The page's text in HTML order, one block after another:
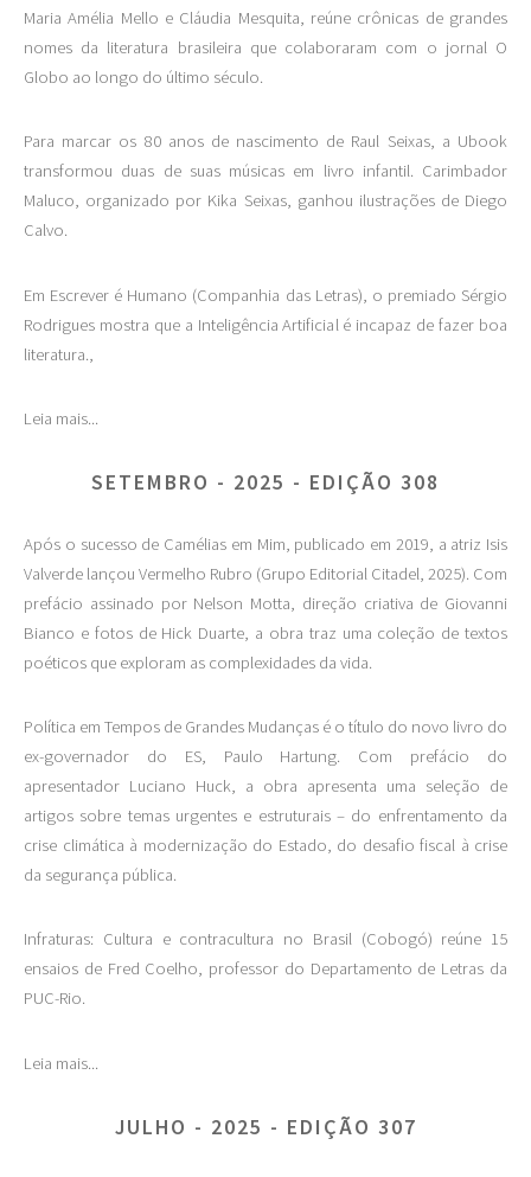
Maria Amélia Mello e Cláudia Mesquita, reúne crônicas de grandes
nomes da literatura brasileira que colaboraram com o jornal O
Globo ao longo do último século.
Para marcar os 80 anos de nascimento de Raul Seixas, a Ubook
transformou duas de suas músicas em livro infantil. Carimbador
Maluco, organizado por Kika Seixas, ganhou ilustrações de Diego
Calvo.
Em Escrever é Humano (Companhia das Letras), o premiado Sérgio
Rodrigues mostra que a Inteligência Artificial é incapaz de fazer boa
literatura.,
Leia mais...
SETEMBRO - 2025 - EDIÇÃO 308
Após o sucesso de Camélias em Mim, publicado em 2019, a atriz Isis
Valverde lançou Vermelho Rubro (Grupo Editorial Citadel, 2025). Com
prefácio assinado por Nelson Motta, direção criativa de Giovanni
Bianco e fotos de Hick Duarte, a obra traz uma coleção de textos
poéticos que exploram as complexidades da vida.
Política em Tempos de Grandes Mudanças é o título do novo livro do
ex-governador do ES, Paulo Hartung. Com prefácio do
apresentador Luciano Huck, a obra apresenta uma seleção de
artigos sobre temas urgentes e estruturais – do enfrentamento da
crise climática à modernização do Estado, do desafio fiscal à crise
da segurança pública.
Infraturas: Cultura e contracultura no Brasil (Cobogó) reúne 15
ensaios de Fred Coelho, professor do Departamento de Letras da
PUC-Rio.
Leia mais...
JULHO - 2025 - EDIÇÃO 307